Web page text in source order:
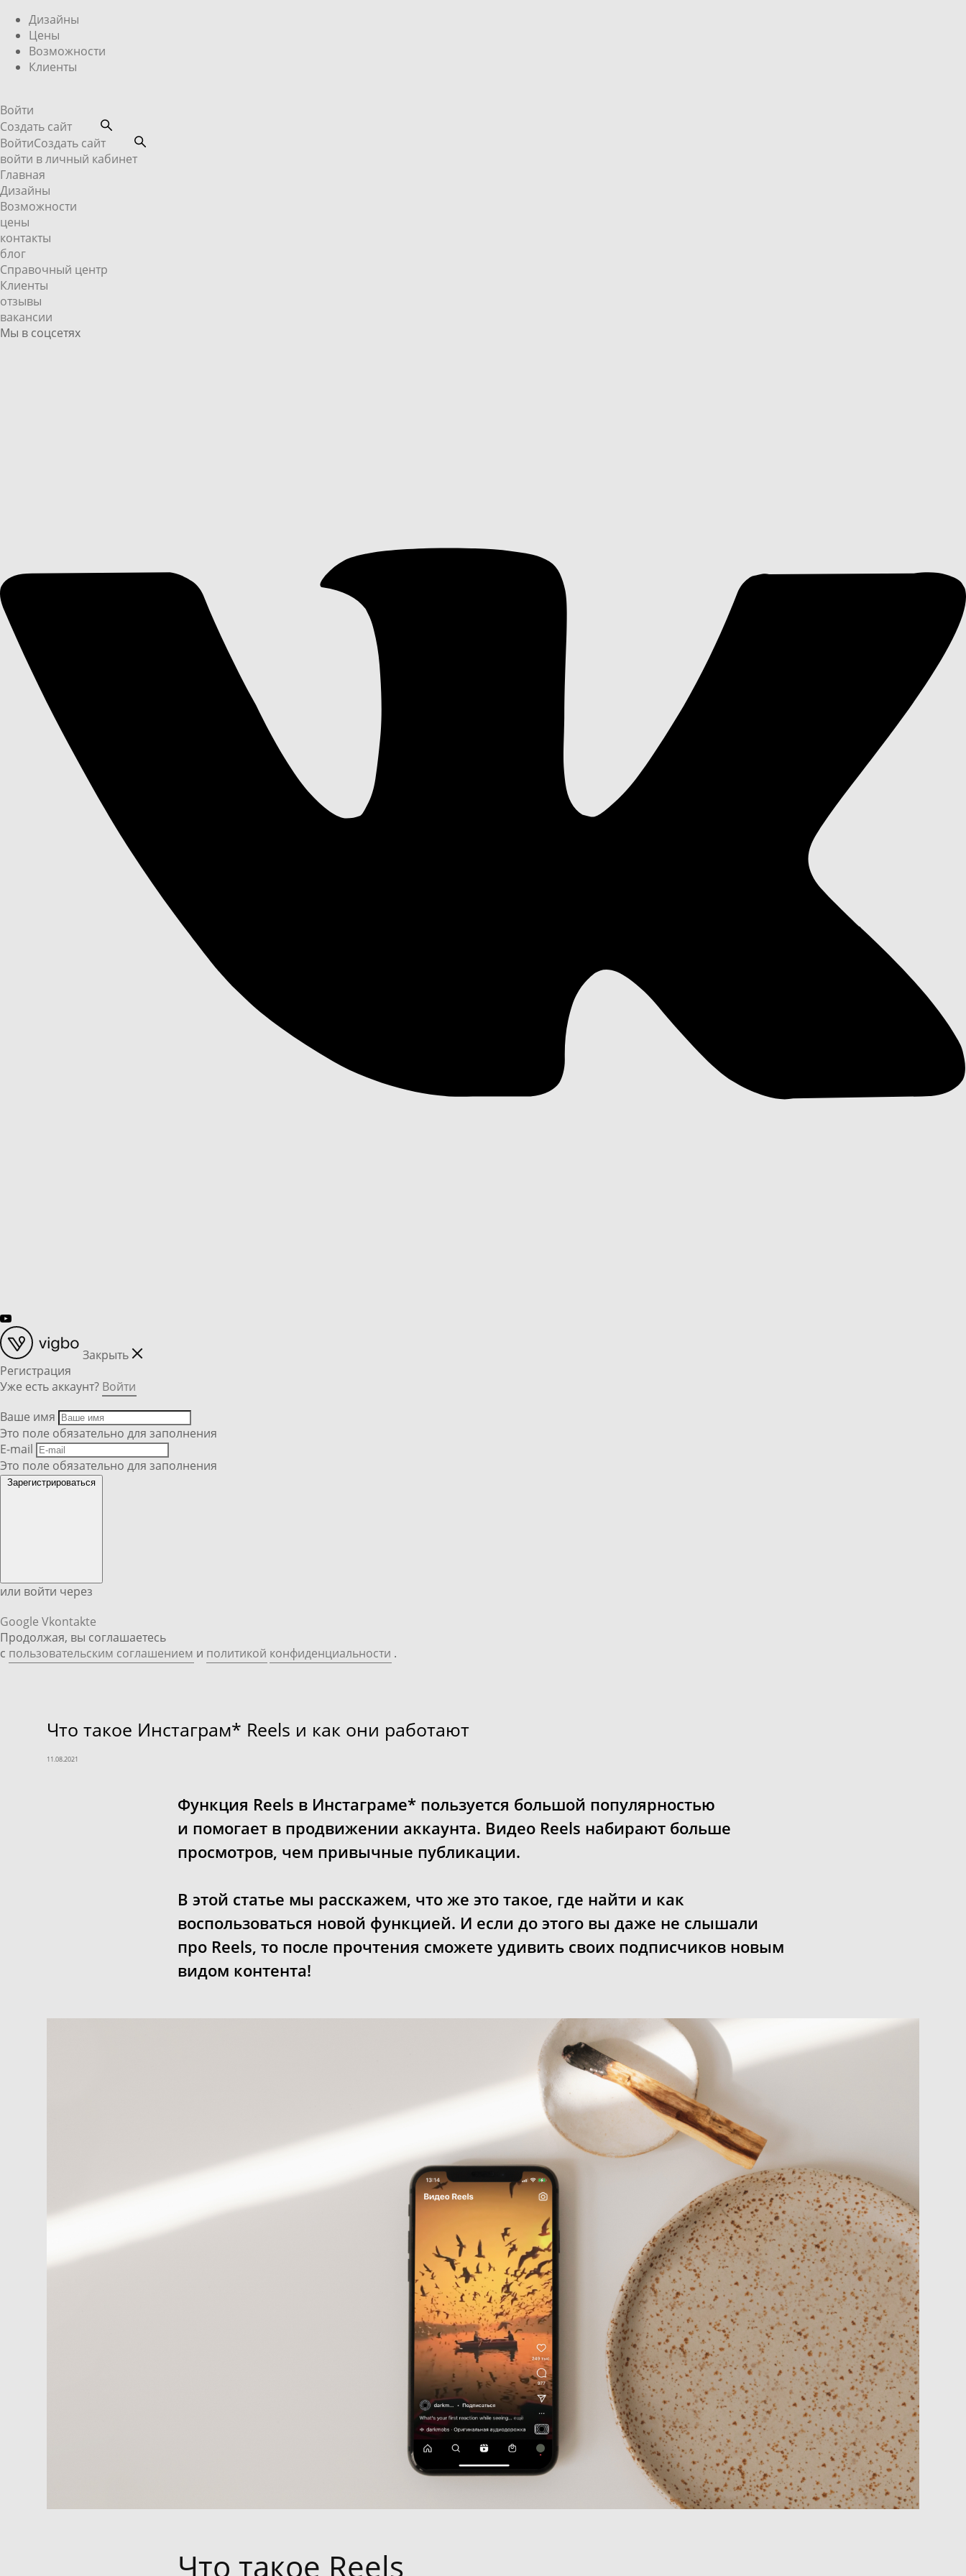
Дизайны
Цены
Возможности
Клиенты
Войти
Создать сайт
ВойтиСоздать сайт
войти в личный кабинет
Главная
Дизайны
Возможности
цены
контакты
блог
Справочный центр
Клиенты
отзывы
вакансии
Мы в соцсетях
Закрыть
Регистрация
Уже есть аккаунт? Войти
Ваше имя
Это поле обязательно для заполнения
E-mail
Это поле обязательно для заполнения
Зарегистрироваться
или войти через
Google Vkontakte
Продолжая, вы соглашаетесь
с пользовательским соглашением и политикой конфиденциальности .
Что такое Инстаграм* Reels и как они работают
11.08.2021
Функция Reels в Инстаграме* пользуется большой популярностью
и помогает в продвижении аккаунта. Видео Reels набирают больше
просмотров, чем привычные публикации.
В этой статье мы расскажем, что же это такое, где найти и как
воспользоваться новой функцией. И если до этого вы даже не слышали
про Reels, то после прочтения сможете удивить своих подписчиков новым
видом контента!
Что такое Reels